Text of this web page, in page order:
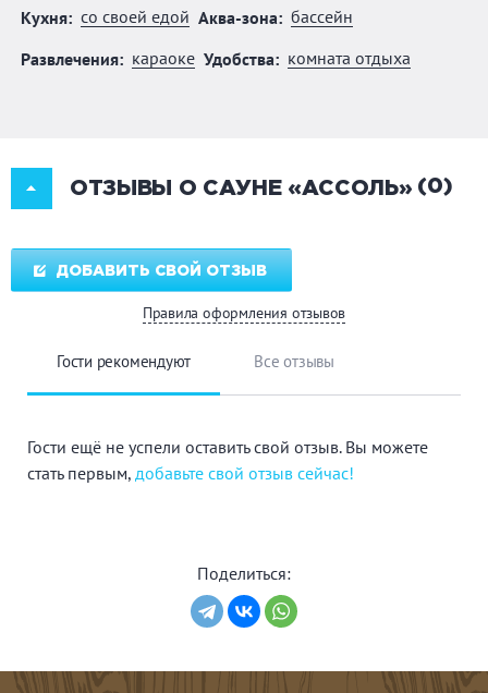
Кухня: со своей едой Аква-зона: бассейн
Развлечения: караоке Удобства: комната отдыха
ОТЗЫВЫ О САУНЕ «АССОЛЬ» (0)
ДОБАВИТЬ СВОЙ ОТЗЫВ
Правила оформления отзывов
Гости рекомендуют Все отзывы
Гости ещё не успели оставить свой отзыв. Вы можете
стать первым, добавьте свой отзыв сейчас!
Поделиться: